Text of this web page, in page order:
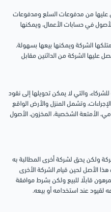
عليها من مدفوعات السلع ومدفوعات
في حسابات الأعمال، ويمكنها
الشركة ويمكنها بيعها بسهولة.
عليها الشركة من الدائنين مقابل
والتي لا يمكن تحويلها إلى نقود
وتشمل المنزل والأرض الواقع
الأمتعة الشخصية، المخزون، الأصول
ولكن يحق لشركة أخرى المطالبة به
هذا الأصل لحين قيام الشركة الأخرى
قابلًا للبيع ولكن بشرط موافقة
لقيود عند استخدامه أو بيعه.